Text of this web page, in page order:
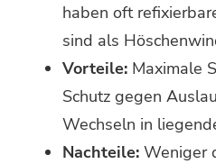
haben oft
sind als
Vorteile: Maximale
Schutz gegen
Wechseln in
Nachteile: Weniger